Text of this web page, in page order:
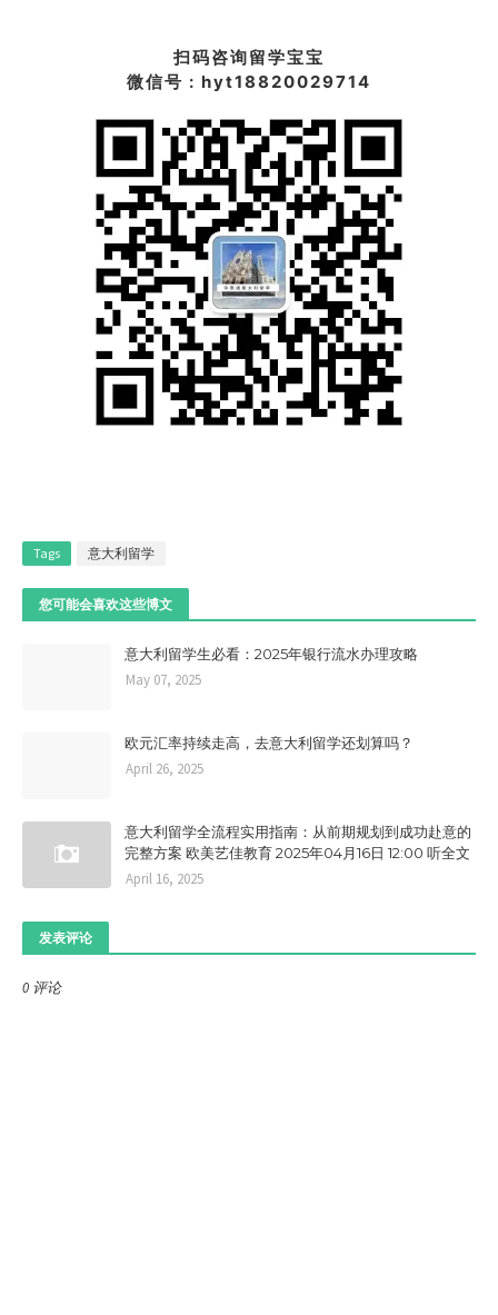
扫码咨询留学宝宝
微信号 : hyt18820029714
Tags 意大利留学
您可能会喜欢这些博文
意大利留学生必看：2025年银行流水办理攻略
May 07, 2025
欧元汇率持续走高，去意大利留学还划算吗？
April 26, 2025
意大利留学全流程实用指南：从前期规划到成功赴意的
完整方案 欧美艺佳教育 2025年04月16日 12:00 听全文
April 16, 2025
发表评论
0 评论